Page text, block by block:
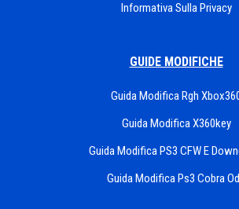
Informativa Sulla Privacy
GUIDE MODIFICHE
Guida Modifica Rgh
Guida Modifica X360key
Guida Modifica PS3 CFW E
Guida Modifica Ps3 Cobra